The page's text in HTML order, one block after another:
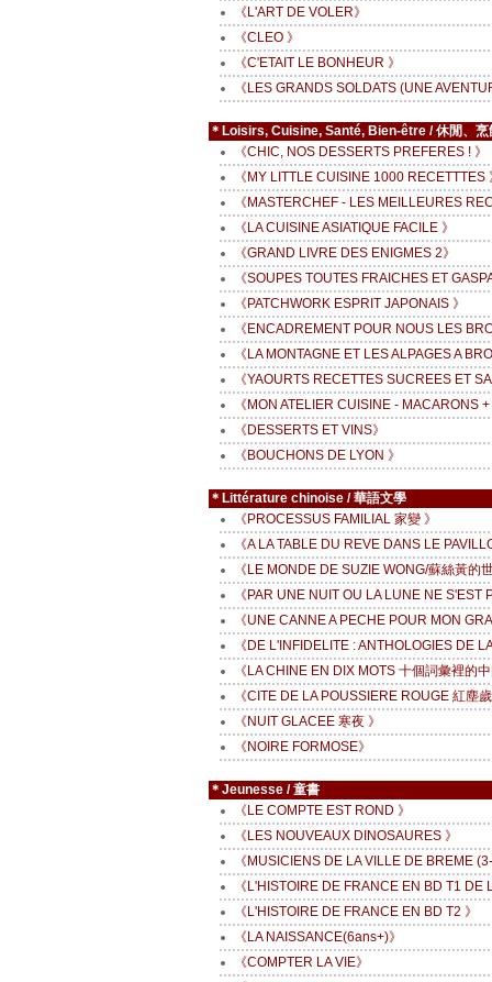
《L'ART DE VOLER》
《CLEO 》
《C'ETAIT LE BONHEUR 》
《LES GRANDS SOLDATS (UNE
＊Loisirs, Cuisine, Santé, Bien-être / 休閒、烹
《CHIC, NOS DESSERTS PREFERES ! 》
《MY LITTLE CUISINE 1000 RECETTTES
《MASTERCHEF - LES MEILLEURES
《LA CUISINE ASIATIQUE FACILE 》
《GRAND LIVRE DES ENIGMES 2》
《SOUPES TOUTES FRAICHES ET
《PATCHWORK ESPRIT JAPONAIS 》
《ENCADREMENT POUR NOUS LES
《LA MONTAGNE ET LES ALPAGES A
《YAOURTS RECETTES SUCREES ET
《MON ATELIER CUISINE - MACARONS
《DESSERTS ET VINS》
《BOUCHONS DE LYON 》
＊Littérature chinoise / 華語文學
《PROCESSUS FAMILIAL 家變 》
《A LA TABLE DU REVE DANS LE
《LE MONDE DE SUZIE WONG/蘇絲黃的
《PAR UNE NUIT OU LA LUNE NE S'EST
《UNE CANNE A PECHE POUR MON
《DE L'INFIDELITE : ANTHOLOGIES DE
《LA CHINE EN DIX MOTS 十個詞彙裡的
《CITE DE LA POUSSIERE ROUGE 紅塵
《NUIT GLACEE 寒夜 》
《NOIRE FORMOSE》
＊Jeunesse / 童書
《LE COMPTE EST ROND 》
《LES NOUVEAUX DINOSAURES 》
《MUSICIENS DE LA VILLE DE BREME
《L'HISTOIRE DE FRANCE EN BD T1 DE
《L'HISTOIRE DE FRANCE EN BD T2 》
《LA NAISSANCE(6ans+)》
《COMPTER LA VIE》